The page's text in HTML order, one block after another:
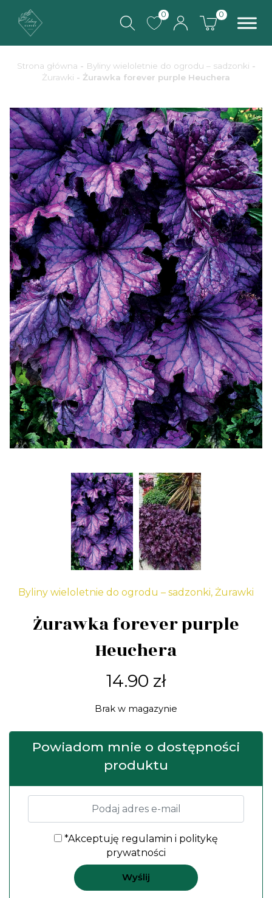
0 0
Strona główna - Byliny wieloletnie do ogrodu – sadzonki -
Żurawki - Żurawka forever purple Heuchera
Byliny wieloletnie do ogrodu – sadzonki, Żurawki
Żurawka forever purple
Heuchera
14.90 zł
Brak w magazynie
Powiadom mnie o dostępności
produktu
*Akceptuję regulamin i politykę
prywatności